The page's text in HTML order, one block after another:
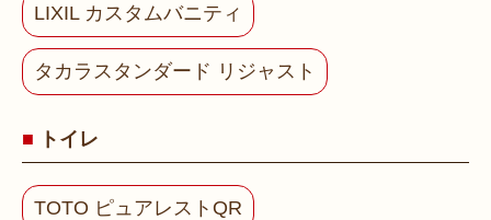
LIXIL カスタムバニティ
タカラスタンダード リジャスト
トイレ
TOTO ピュアレストQR